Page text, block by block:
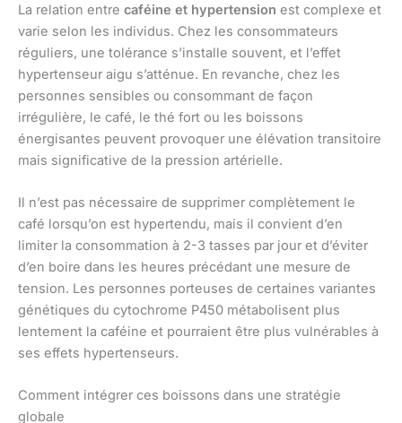
La relation entre caféine et hypertension est complexe et
varie selon les individus. Chez les consommateurs
réguliers, une tolérance s’installe souvent, et l’effet
hypertenseur aigu s’atténue. En revanche, chez les
personnes sensibles ou consommant de façon
irrégulière, le café, le thé fort ou les boissons
énergisantes peuvent provoquer une élévation transitoire
mais significative de la pression artérielle.
Il n’est pas nécessaire de supprimer complètement le
café lorsqu’on est hypertendu, mais il convient d’en
limiter la consommation à 2-3 tasses par jour et d’éviter
d’en boire dans les heures précédant une mesure de
tension. Les personnes porteuses de certaines variantes
génétiques du cytochrome P450 métabolisent plus
lentement la caféine et pourraient être plus vulnérables à
ses effets hypertenseurs.
Comment intégrer ces boissons dans une stratégie
globale